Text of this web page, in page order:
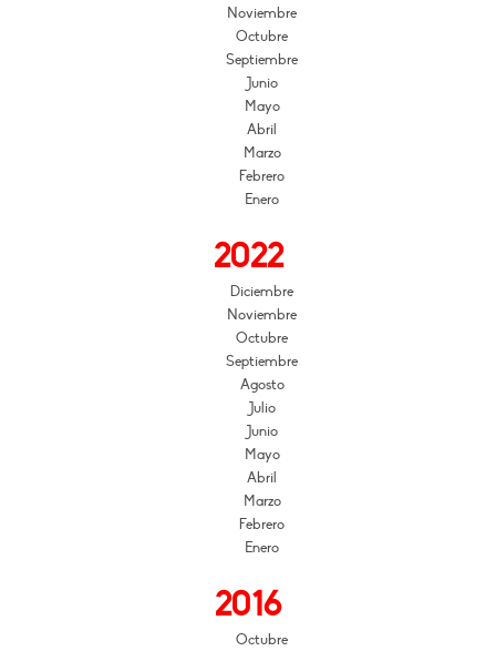
Noviembre
Octubre
Septiembre
Junio
Mayo
Abril
Marzo
Febrero
Enero
2022
Diciembre
Noviembre
Octubre
Septiembre
Agosto
Julio
Junio
Mayo
Abril
Marzo
Febrero
Enero
2016
Octubre